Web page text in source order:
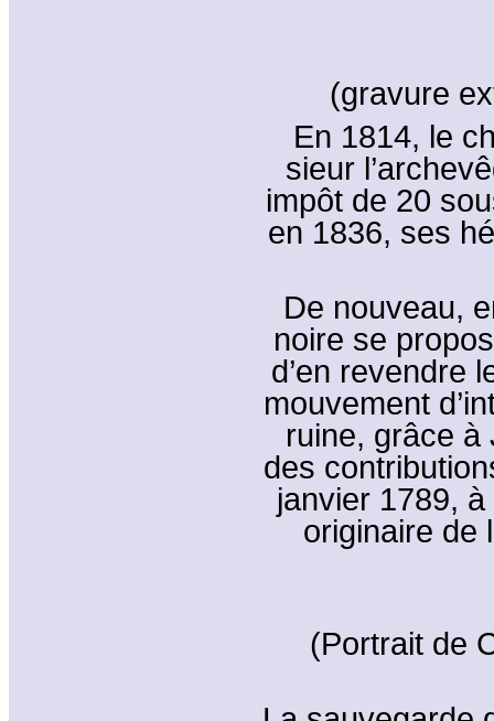
(gravure
En 1814, le
sieur
impôt de 20
en 1836, ses
De nouveau,
noire se
d’en revendre
mouvement
ruine, grâce à
des
janvier 1789,
originaire de
(Portrait de